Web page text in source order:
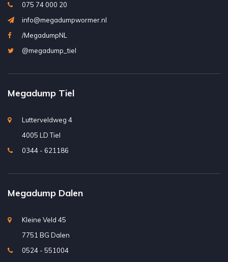
075 74 000 20
info@megadumpwormer.nl
/MegadumpNL
@megadump_tiel
Megadump Tiel
Lutterveldweg 4
4005 LD Tiel
0344 - 621186
Megadump Dalen
Kleine Veld 45
7751 BG Dalen
0524 - 551004